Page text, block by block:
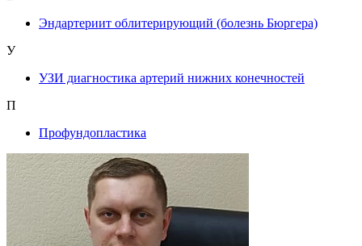
Эндартериит облитерирующий (болезнь Бюргера)
У
УЗИ диагностика артерий нижних конечностей
П
Профундопластика